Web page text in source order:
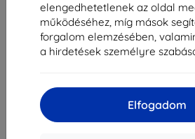
elengedhetetlenek az oldal
működéséhez, míg mások
forgalom elemzésében,
a hirdetések személyre
Elfogadom
Kosárba
10%
3db+